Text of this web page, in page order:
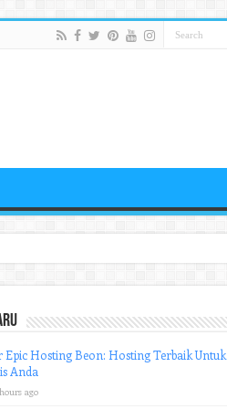
Epic Hosting Beon: Hosting Terbaik Untuk
Anda
ago